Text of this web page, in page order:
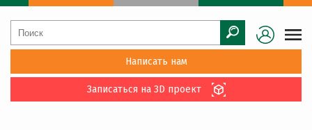
Написать нам
Записаться на 3D проект